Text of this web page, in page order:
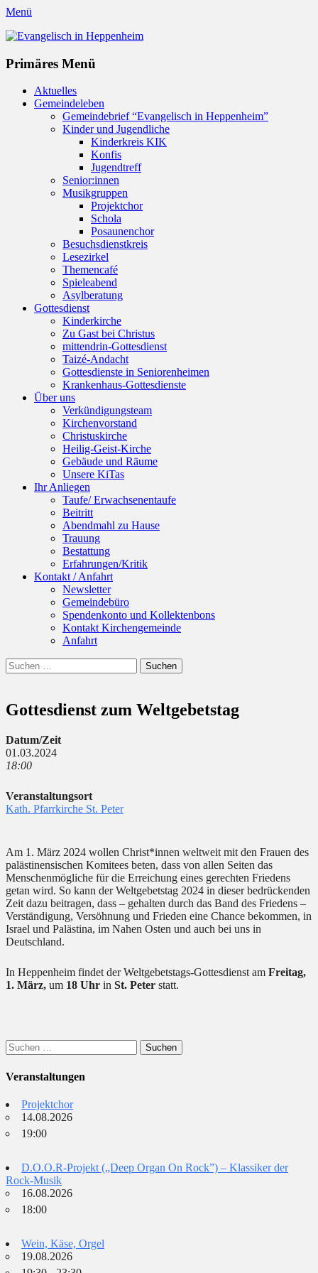
Menü
Evangelisch in Heppenheim
Primäres Menü
Zum
Inhalt
Aktuelles
Gemeindeleben
Gemeindebrief “Evangelisch in Heppenheim”
Kinder und Jugendliche
Kinderkreis KIK
Konfis
Jugendtreff
Senior:innen
Musikgruppen
Projektchor
Schola
Posaunenchor
Besuchsdienstkreis
Lesezirkel
Themencafé
Spieleabend
Asylberatung
Gottesdienst
Kinderkirche
Zu Gast bei Christus
mittendrin-Gottesdienst
Taizé-Andacht
Gottesdienste in Seniorenheimen
Krankenhaus-Gottesdienste
Über uns
Verkündigungsteam
Kirchenvorstand
Christuskirche
Heilig-Geist-Kirche
Gebäude und Räume
Unsere KiTas
Ihr Anliegen
Taufe/ Erwachsenentaufe
Beitritt
Abendmahl zu Hause
Trauung
Bestattung
Erfahrungen/Kritik
Kontakt / Anfahrt
Newsletter
Gemeindebüro
Spendenkonto und Kollektenbons
Kontakt Kirchengemeinde
Anfahrt
Suchen
Suchen
nach:
Gottesdienst zum Weltgebetstag
Datum/Zeit
01.03.2024
18:00
Veranstaltungsort
Kath. Pfarrkirche St. Peter
Am 1. März 2024 wollen Christ*innen weltweit mit den Frauen des
palästinensischen Komitees beten, dass von allen Seiten das
Menschenmögliche für die Erreichung eines gerechten Friedens
getan wird. So kann der Weltgebetstag 2024 in dieser bedrückenden
Zeit dazu beitragen, dass – gehalten durch das Band des Friedens –
Verständigung, Versöhnung und Frieden eine Chance bekommen, in
Israel und Palästina, im Nahen Osten und auch bei uns in
Deutschland.
In Heppenheim findet der Weltgebetstags-Gottesdienst am Freitag,
1. März, um 18 Uhr in St. Peter statt.
Suchen
nach:
Veranstaltungen
Projektchor
14.08.2026
19:00
D.O.O.R-Projekt („Deep Organ On Rock”) – Klassiker der
Rock-Musik
16.08.2026
18:00
Wein, Käse, Orgel
19.08.2026